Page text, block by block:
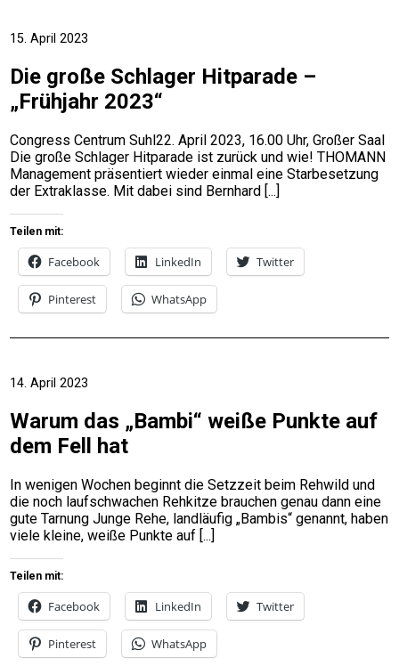
15. April 2023
Die große Schlager Hitparade –
„Frühjahr 2023“
Congress Centrum Suhl22. April 2023, 16.00 Uhr, Großer Saal
Die große Schlager Hitparade ist zurück und wie! THOMANN
Management präsentiert wieder einmal eine Starbesetzung
der Extraklasse. Mit dabei sind Bernhard
Teilen mit:
Facebook LinkedIn Twitter
Pinterest WhatsApp
14. April 2023
Warum das „Bambi“ weiße Punkte auf
dem Fell hat
In wenigen Wochen beginnt die Setzzeit beim Rehwild und
die noch laufschwachen Rehkitze brauchen genau dann eine
gute Tarnung Junge Rehe, landläufig „Bambis“ genannt, haben
viele kleine, weiße Punkte auf
Teilen mit:
Facebook LinkedIn Twitter
Pinterest WhatsApp